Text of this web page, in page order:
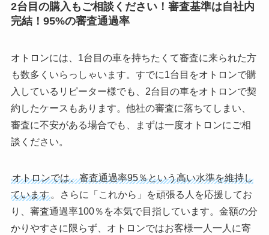
2台目の購入もご相談ください！審査基準は自社内
完結！95%の審査通過率
オトロンには、1台目の車を持ちたくて審査に来られた方
も数多くいらっしゃいます。すでに1台目をオトロンで購
入しているリピーター様でも、2台目の車をオトロンで契
約したケースもあります。他社の審査に落ちてしまい、
審査に不安がある場合でも、まずは一度オトロンにご相
談ください。
オトロンでは、審査通過率95％という高い水準を維持し
ています。さらに「これから」を頑張る人を応援してお
り、審査通過率100％を本気で目指しています。金額の分
かりやすさに限らず、オトロンではお客様一人一人に寄